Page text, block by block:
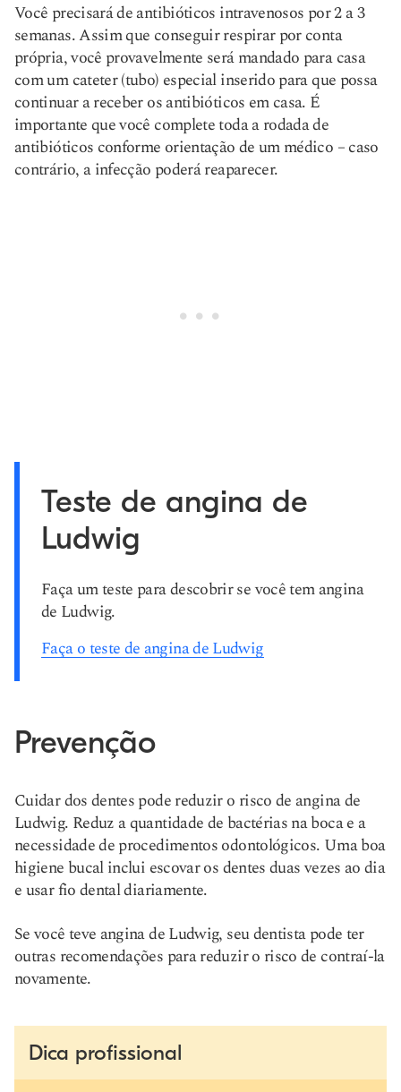
Você precisará de antibióticos intravenosos por 2 a 3
semanas. Assim que conseguir respirar por conta
própria, você provavelmente será mandado para casa
com um cateter (tubo) especial inserido para que possa
continuar a receber os antibióticos em casa. É
importante que você complete toda a rodada de
antibióticos conforme orientação de um médico – caso
contrário, a infecção poderá reaparecer.
Teste de angina de
Ludwig
Faça um teste para descobrir se você tem angina
de Ludwig.
Faça o teste de angina de Ludwig
Prevenção
Cuidar dos dentes pode reduzir o risco de angina de
Ludwig. Reduz a quantidade de bactérias na boca e a
necessidade de procedimentos odontológicos. Uma boa
higiene bucal inclui escovar os dentes duas vezes ao dia
e usar fio dental diariamente.
Se você teve angina de Ludwig, seu dentista pode ter
outras recomendações para reduzir o risco de contraí-la
novamente.
Dica profissional